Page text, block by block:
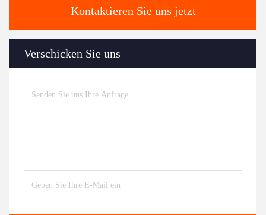
Kontaktieren Sie uns jetzt
Verschicken Sie uns